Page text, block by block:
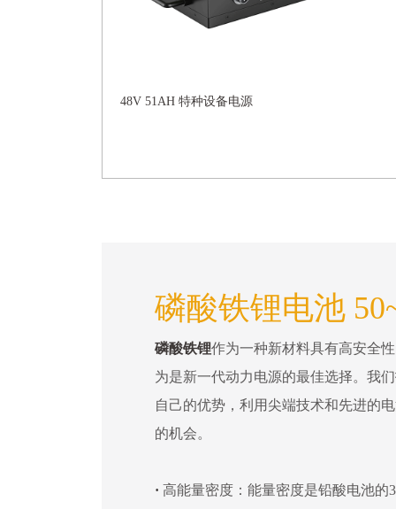
48V 51AH 特种设备电源
磷酸铁锂电池
磷酸铁锂作为一种新材料具有高安全
为是新一代动力电源的最佳选择。我
自己的优势，利用尖端技术和先进的
的机会。
· 高能量密度：能量密度是铅酸电池的